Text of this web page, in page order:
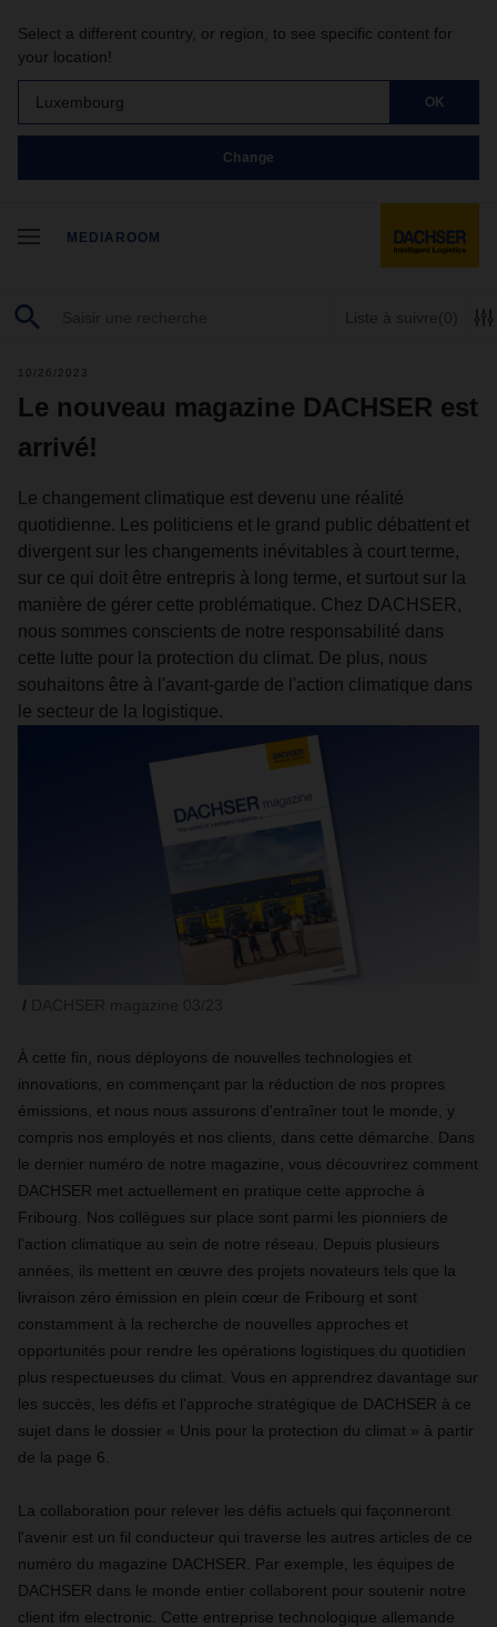
Select a different country, or region, to see specific content for
your location!
Luxembourg OK
Change
MEDIAROOM
Liste à suivre(0)
10/26/2023
Le nouveau magazine DACHSER est
arrivé!
Le changement climatique est devenu une réalité
quotidienne. Les politiciens et le grand public débattent et
divergent sur les changements inévitables à court terme,
sur ce qui doit être entrepris à long terme, et surtout sur la
manière de gérer cette problématique. Chez DACHSER,
nous sommes conscients de notre responsabilité dans
cette lutte pour la protection du climat. De plus, nous
souhaitons être à l'avant-garde de l'action climatique dans
le secteur de la logistique.
À cette fin, nous déployons de nouvelles technologies et
innovations, en commençant par la réduction de nos propres
émissions, et nous nous assurons d'entraîner tout le monde, y
compris nos employés et nos clients, dans cette démarche. Dans
le dernier numéro de notre magazine, vous découvrirez comment
DACHSER met actuellement en pratique cette approche à
Fribourg. Nos collègues sur place sont parmi les pionniers de
l'action climatique au sein de notre réseau. Depuis plusieurs
années, ils mettent en œuvre des projets novateurs tels que la
livraison zéro émission en plein cœur de Fribourg et sont
constamment à la recherche de nouvelles approches et
opportunités pour rendre les opérations logistiques du quotidien
plus respectueuses du climat. Vous en apprendrez davantage sur
les succès, les défis et l'approche stratégique de DACHSER à ce
sujet dans le dossier « Unis pour la protection du climat » à partir
de la page 6.
La collaboration pour relever les défis actuels qui façonneront
l'avenir est un fil conducteur qui traverse les autres articles de ce
numéro du magazine DACHSER. Par exemple, les équipes de
DACHSER dans le monde entier collaborent pour soutenir notre
client ifm electronic. Cette entreprise technologique allemande